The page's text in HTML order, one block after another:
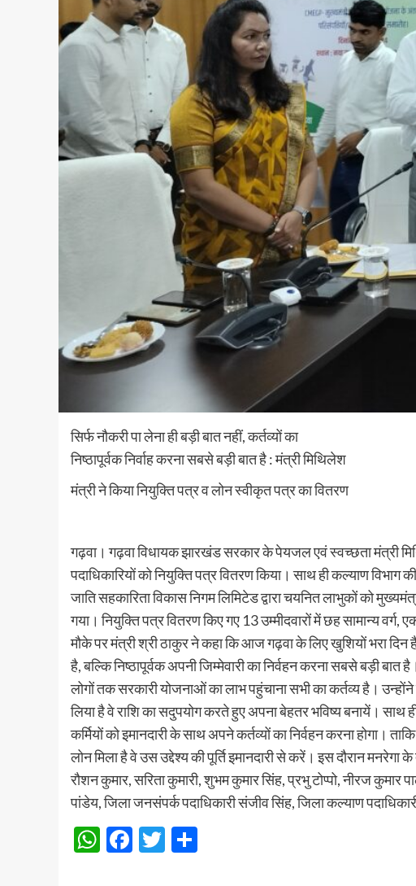
सिर्फ नौकरी पा लेना ही बड़ी बात नहीं, कर्तव्यों का
निष्ठापूर्वक निर्वाह करना सबसे बड़ी बात है : मंत्री मिथिलेश
मंत्री ने किया नियुक्ति पत्र व लोन स्वीकृत पत्र का वितरण
गढ़वा। गढ़वा विधायक झारखंड सरकार के पेयजल एवं स्वच्छता मंत्री
पदाधिकारियों को नियुक्ति पत्र वितरण किया। साथ ही कल्याण
जाति सहकारिता विकास निगम लिमिटेड द्वारा चयनित लाभुकों को
गया। नियुक्ति पत्र वितरण किए गए 13 उम्मीदवारों में छह सामान्य
मौके पर मंत्री श्री ठाकुर ने कहा कि आज गढ़वा के लिए खुशियों भरा दिन
है, बल्कि निष्ठापूर्वक अपनी जिम्मेवारी का निर्वहन करना सबसे बड़ी
लोगों तक सरकारी योजनाओं का लाभ पहुंचाना सभी का कर्तव्य है।
लिया है वे राशि का सदुपयोग करते हुए अपना बेहतर भविष्य बनायें।
कर्मियों को इमानदारी के साथ अपने कर्तव्यों का निर्वहन करना
लोन मिला है वे उस उद्देश्य की पूर्ति इमानदारी से करें। इस दौरान
रौशन कुमार, सरिता कुमारी, शुभम कुमार सिंह, प्रभु टोप्पो, नीरज
पांडेय, जिला जनसंपर्क पदाधिकारी संजीव सिंह, जिला कल्याण
WhatsApp
Facebook
Twitter